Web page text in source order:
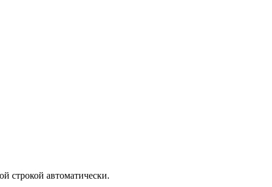
строкой автоматически.